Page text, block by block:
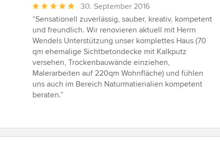
Durchschnittliche
Bewertung:
5
von
5
Sternen
30. September 2016
“Sensationell zuverlässig, sauber, kreativ, kompetent
und freundlich. Wir renovieren aktuell mit Herrn
Wendels Unterstützung unser komplettes Haus (70
qm ehemalige Sichtbetondecke mit Kalkputz
versehen, Trockenbauwände einziehen,
Malerarbeiten auf 220qm Wohnfläche) und fühlen
uns auch im Bereich Naturmatierialien kompetent
beraten.”